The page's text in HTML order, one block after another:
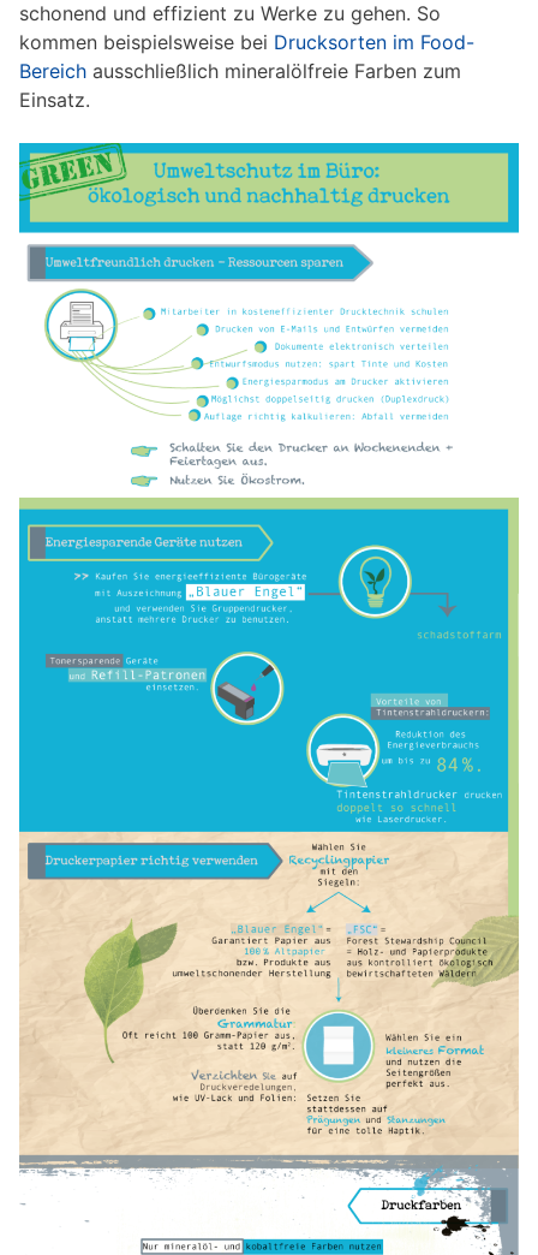
schonend und effizient zu Werke zu gehen. So
kommen beispielsweise bei Drucksorten im Food-
Bereich ausschließlich mineralölfreie Farben zum
Einsatz.